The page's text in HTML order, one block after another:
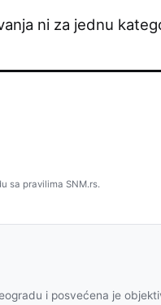
ni za jednu
sa pravilima SNM.rs.
i posvećena je